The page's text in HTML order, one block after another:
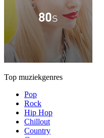
Top muziekgenres
Pop
Rock
Hip Hop
Chillout
Country